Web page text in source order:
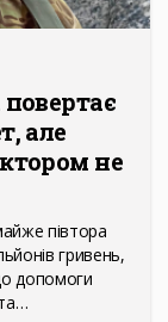
але
не
півтора
гривень,
допомоги